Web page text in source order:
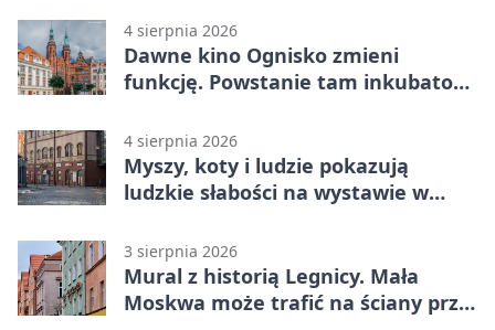
4 sierpnia 2026
Dawne kino Ognisko zmieni
funkcję. Powstanie tam inkubator
4 sierpnia 2026
Myszy, koty i ludzie pokazują
ludzkie słabości na wystawie w
3 sierpnia 2026
Mural z historią Legnicy. Mała
Moskwa może trafić na ściany przy